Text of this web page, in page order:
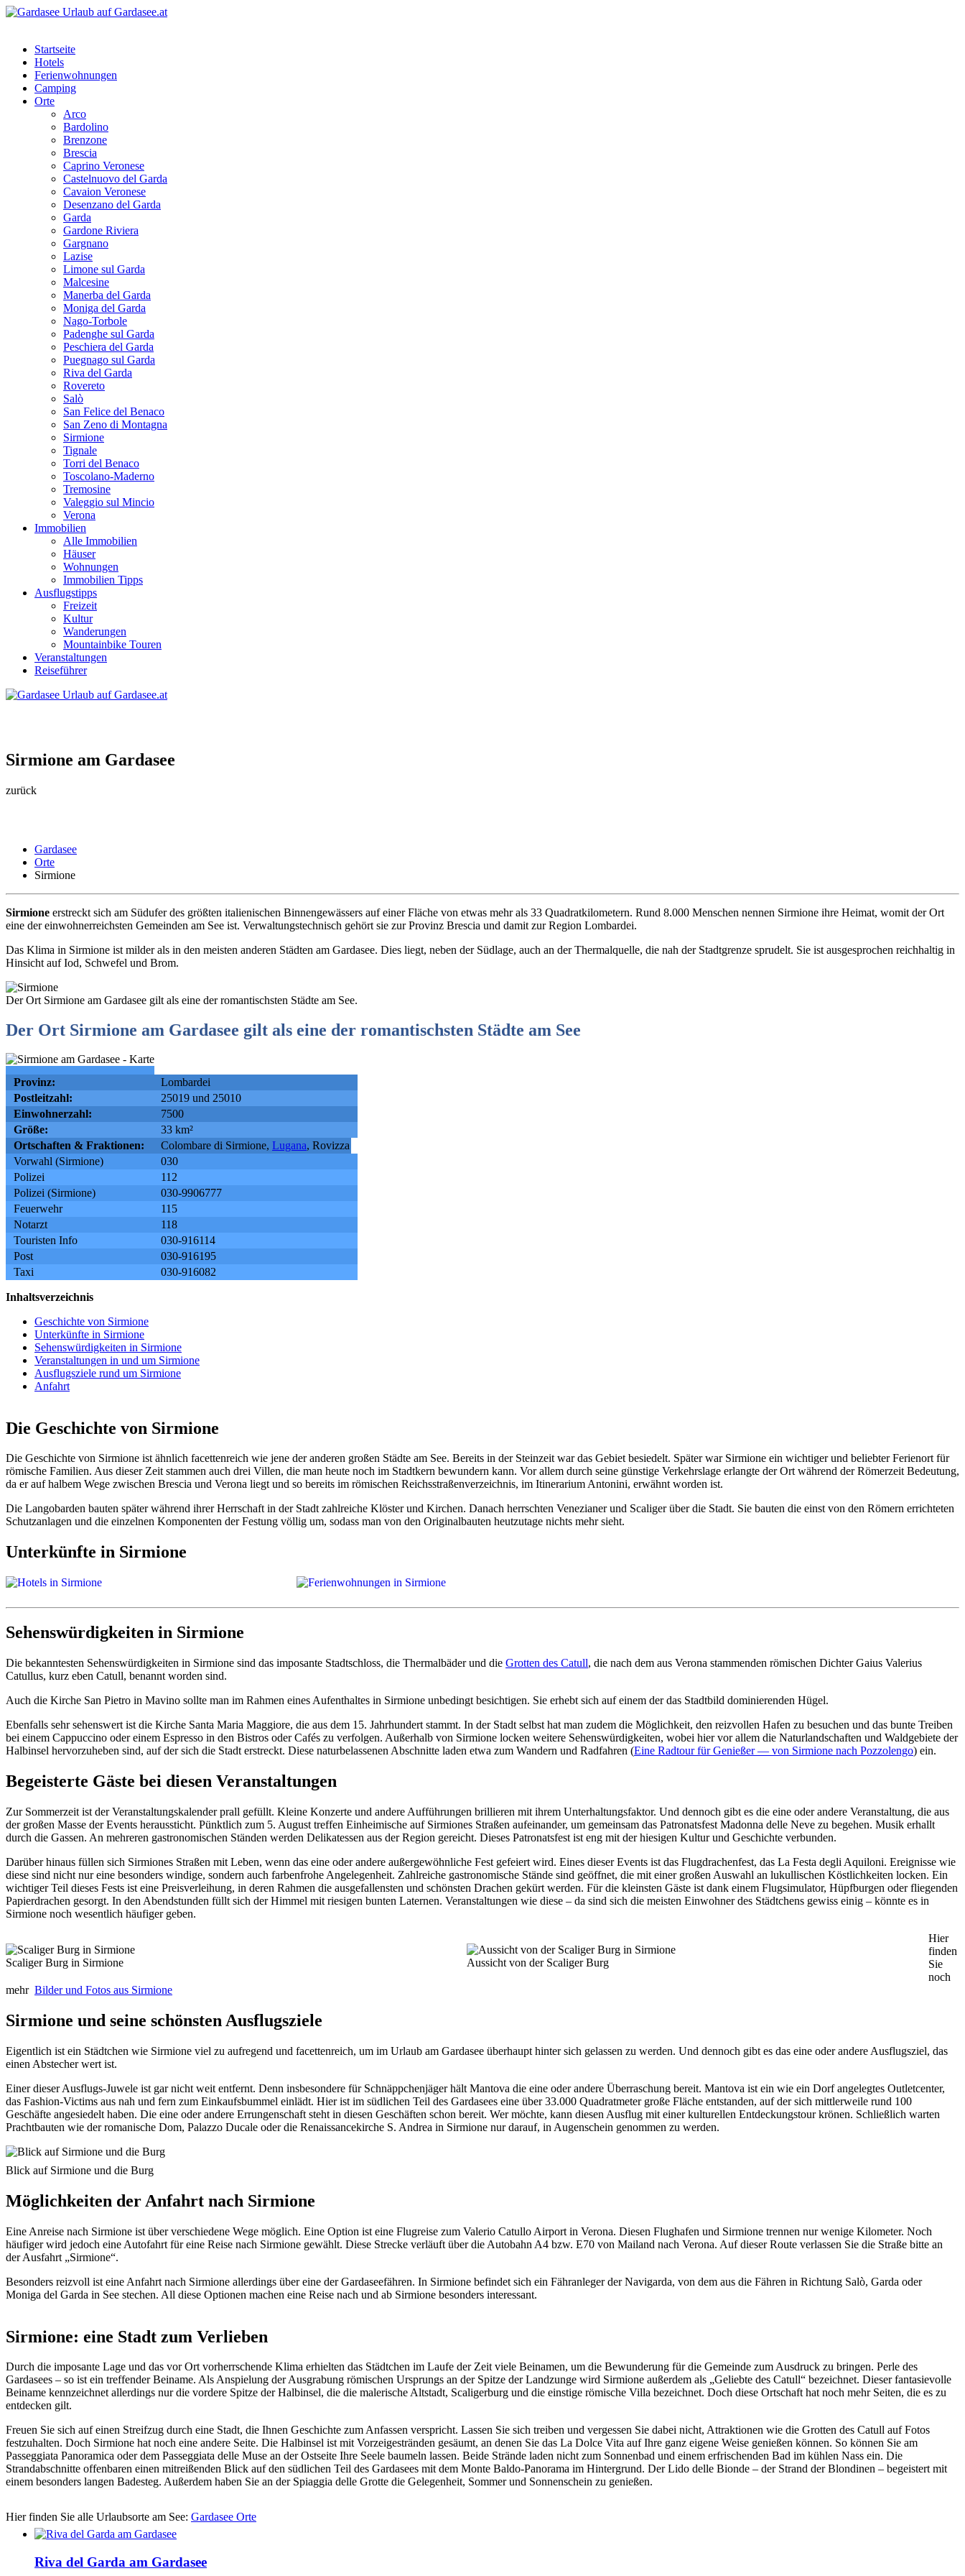
Startseite
Hotels
Ferienwohnungen
Camping
Orte
Arco
Bardolino
Brenzone
Brescia
Caprino Veronese
Castelnuovo del Garda
Cavaion Veronese
Desenzano del Garda
Garda
Gardone Riviera
Gargnano
Lazise
Limone sul Garda
Malcesine
Manerba del Garda
Moniga del Garda
Nago-Torbole
Padenghe sul Garda
Peschiera del Garda
Puegnago sul Garda
Riva del Garda
Rovereto
Salò
San Felice del Benaco
San Zeno di Montagna
Sirmione
Tignale
Torri del Benaco
Toscolano-Maderno
Tremosine
Valeggio sul Mincio
Verona
Immobilien
Alle Immobilien
Häuser
Wohnungen
Immobilien Tipps
Ausflugstipps
Freizeit
Kultur
Wanderungen
Mountainbike Touren
Veranstaltungen
Reiseführer
Sirmione am Gardasee
zurück
Gardasee
Orte
Sirmione
Sirmione erstreckt sich am Südufer des größten italienischen Binnengewässers auf einer Fläche von etwas mehr als 33 Quadratkilometern. Rund 8.000 Menschen nennen Sirmione ihre Heimat, womit der Ort
eine der einwohnerreichsten Gemeinden am See ist. Verwaltungstechnisch gehört sie zur Provinz Brescia und damit zur Region Lombardei.
Das Klima in Sirmione ist milder als in den meisten anderen Städten am Gardasee. Dies liegt, neben der Südlage, auch an der Thermalquelle, die nah der Stadtgrenze sprudelt. Sie ist ausgesprochen reichhaltig in
Hinsicht auf Iod, Schwefel und Brom.
Der Ort Sirmione am Gardasee gilt als eine der romantischsten Städte am See.
Der Ort Sirmione am Gardasee gilt als eine der romantischsten Städte am See
Provinz:
Lombardei
Postleitzahl:
25019 und 25010
Einwohnerzahl:
7500
Größe:
33 km²
Ortschaften & Fraktionen:
Colombare di Sirmione, Lugana, Rovizza
Vorwahl (Sirmione)
030
Polizei
112
Polizei (Sirmione)
030-9906777
Feuerwehr
115
Notarzt
118
Touristen Info
030-916114
Post
030-916195
Taxi
030-916082
Inhaltsverzeichnis
Geschichte von Sirmione
Unterkünfte in Sirmione
Sehenswürdigkeiten in Sirmione
Veranstaltungen in und um Sirmione
Ausflugsziele rund um Sirmione
Anfahrt
Die Geschichte von Sirmione
Die Geschichte von Sirmione ist ähnlich facettenreich wie jene der anderen großen Städte am See. Bereits in der Steinzeit war das Gebiet besiedelt. Später war Sirmione ein wichtiger und beliebter Ferienort für
römische Familien. Aus dieser Zeit stammen auch drei Villen, die man heute noch im Stadtkern bewundern kann. Vor allem durch seine günstige Verkehrslage erlangte der Ort während der Römerzeit Bedeutung,
da er auf halbem Wege zwischen Brescia und Verona liegt und so bereits im römischen Reichsstraßenverzeichnis, im Itinerarium Antonini, erwähnt worden ist.
Die Langobarden bauten später während ihrer Herrschaft in der Stadt zahlreiche Klöster und Kirchen. Danach herrschten Venezianer und Scaliger über die Stadt. Sie bauten die einst von den Römern errichteten
Schutzanlagen und die einzelnen Komponenten der Festung völlig um, sodass man von den Originalbauten heutzutage nichts mehr sieht.
Unterkünfte in Sirmione
Sehenswürdigkeiten in Sirmione
Die bekanntesten Sehenswürdigkeiten in Sirmione sind das imposante Stadtschloss, die Thermalbäder und die Grotten des Catull, die nach dem aus Verona stammenden römischen Dichter Gaius Valerius
Catullus, kurz eben Catull, benannt worden sind.
Auch die Kirche San Pietro in Mavino sollte man im Rahmen eines Aufenthaltes in Sirmione unbedingt besichtigen. Sie erhebt sich auf einem der das Stadtbild dominierenden Hügel.
Ebenfalls sehr sehenswert ist die Kirche Santa Maria Maggiore, die aus dem 15. Jahrhundert stammt. In der Stadt selbst hat man zudem die Möglichkeit, den reizvollen Hafen zu besuchen und das bunte Treiben
bei einem Cappuccino oder einem Espresso in den Bistros oder Cafés zu verfolgen. Außerhalb von Sirmione locken weitere Sehenswürdigkeiten, wobei hier vor allem die Naturlandschaften und Waldgebiete der
Halbinsel hervorzuheben sind, auf der sich die Stadt erstreckt. Diese naturbelassenen Abschnitte laden etwa zum Wandern und Radfahren (Eine Radtour für Genießer — von Sirmione nach Pozzolengo) ein.
Begeisterte Gäste bei diesen Veranstaltungen
Zur Sommerzeit ist der Veranstaltungskalender prall gefüllt. Kleine Konzerte und andere Aufführungen brillieren mit ihrem Unterhaltungsfaktor. Und dennoch gibt es die eine oder andere Veranstaltung, die aus
der großen Masse der Events heraussticht. Pünktlich zum 5. August treffen Einheimische auf Sirmiones Straßen aufeinander, um gemeinsam das Patronatsfest Madonna delle Neve zu begehen. Musik erhallt
durch die Gassen. An mehreren gastronomischen Ständen werden Delikatessen aus der Region gereicht. Dieses Patronatsfest ist eng mit der hiesigen Kultur und Geschichte verbunden.
Darüber hinaus füllen sich Sirmiones Straßen mit Leben, wenn das eine oder andere außergewöhnliche Fest gefeiert wird. Eines dieser Events ist das Flugdrachenfest, das La Festa degli Aquiloni. Ereignisse wie
diese sind nicht nur eine besonders windige, sondern auch farbenfrohe Angelegenheit. Zahlreiche gastronomische Stände sind geöffnet, die mit einer großen Auswahl an lukullischen Köstlichkeiten locken. Ein
wichtiger Teil dieses Fests ist eine Preisverleihung, in deren Rahmen die ausgefallensten und schönsten Drachen gekürt werden. Für die kleinsten Gäste ist dank einem Flugsimulator, Hüpfburgen oder fliegenden
Papierdrachen gesorgt. In den Abendstunden füllt sich der Himmel mit riesigen bunten Laternen. Veranstaltungen wie diese – da sind sich die meisten Einwohner des Städtchens gewiss einig – könnte es in
Sirmione noch wesentlich häufiger geben.
Scaliger Burg in Sirmione Aussicht von der Scaliger Burg
Hier
finden
Sie
noch
mehr Bilder und Fotos aus Sirmione
Sirmione und seine schönsten Ausflugsziele
Eigentlich ist ein Städtchen wie Sirmione viel zu aufregend und facettenreich, um im Urlaub am Gardasee überhaupt hinter sich gelassen zu werden. Und dennoch gibt es das eine oder andere Ausflugsziel, das
einen Abstecher wert ist.
Einer dieser Ausflugs-Juwele ist gar nicht weit entfernt. Denn insbesondere für Schnäppchenjäger hält Mantova die eine oder andere Überraschung bereit. Mantova ist ein wie ein Dorf angelegtes Outletcenter,
das Fashion-Victims aus nah und fern zum Einkaufsbummel einlädt. Hier ist im südlichen Teil des Gardasees eine über 33.000 Quadratmeter große Fläche entstanden, auf der sich mittlerweile rund 100
Geschäfte angesiedelt haben. Die eine oder andere Errungenschaft steht in diesen Geschäften schon bereit. Wer möchte, kann diesen Ausflug mit einer kulturellen Entdeckungstour krönen. Schließlich warten
Prachtbauten wie der romanische Dom, Palazzo Ducale oder die Renaissancekirche S. Andrea in Sirmione nur darauf, in Augenschein genommen zu werden.
Blick auf Sirmione und die Burg
Möglichkeiten der Anfahrt nach Sirmione
Eine Anreise nach Sirmione ist über verschiedene Wege möglich. Eine Option ist eine Flugreise zum Valerio Catullo Airport in Verona. Diesen Flughafen und Sirmione trennen nur wenige Kilometer. Noch
häufiger wird jedoch eine Autofahrt für eine Reise nach Sirmione gewählt. Diese Strecke verläuft über die Autobahn A4 bzw. E70 von Mailand nach Verona. Auf dieser Route verlassen Sie die Straße bitte an
der Ausfahrt „Sirmione“.
Besonders reizvoll ist eine Anfahrt nach Sirmione allerdings über eine der Gardaseefähren. In Sirmione befindet sich ein Fähranleger der Navigarda, von dem aus die Fähren in Richtung Salò, Garda oder
Moniga del Garda in See stechen. All diese Optionen machen eine Reise nach und ab Sirmione besonders interessant.
Sirmione: eine Stadt zum Verlieben
Durch die imposante Lage und das vor Ort vorherrschende Klima erhielten das Städtchen im Laufe der Zeit viele Beinamen, um die Bewunderung für die Gemeinde zum Ausdruck zu bringen. Perle des
Gardasees – so ist ein treffender Beiname. Als Anspielung der Ausgrabung römischen Ursprungs an der Spitze der Landzunge wird Sirmione außerdem als „Geliebte des Catull“ bezeichnet. Dieser fantasievolle
Beiname kennzeichnet allerdings nur die vordere Spitze der Halbinsel, die die malerische Altstadt, Scaligerburg und die einstige römische Villa bezeichnet. Doch diese Ortschaft hat noch mehr Seiten, die es zu
entdecken gilt.
Freuen Sie sich auf einen Streifzug durch eine Stadt, die Ihnen Geschichte zum Anfassen verspricht. Lassen Sie sich treiben und vergessen Sie dabei nicht, Attraktionen wie die Grotten des Catull auf Fotos
festzuhalten. Doch Sirmione hat noch eine andere Seite. Die Halbinsel ist mit Vorzeigestränden gesäumt, an denen Sie das La Dolce Vita auf Ihre ganz eigene Weise genießen können. So können Sie am
Passeggiata Panoramica oder dem Passeggiata delle Muse an der Ostseite Ihre Seele baumeln lassen. Beide Strände laden nicht zum Sonnenbad und einem erfrischenden Bad im kühlen Nass ein. Die
Strandabschnitte offenbaren einen mitreißenden Blick auf den südlichen Teil des Gardasees mit dem Monte Baldo-Panorama im Hintergrund. Der Lido delle Bionde – der Strand der Blondinen – begeistert mit
einem besonders langen Badesteg. Außerdem haben Sie an der Spiaggia delle Grotte die Gelegenheit, Sommer und Sonnenschein zu genießen.
Hier finden Sie alle Urlaubsorte am See: Gardasee Orte
Riva del Garda am Gardasee